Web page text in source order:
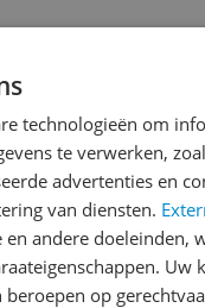
technologieën om
te verwerken,
advertenties en
van diensten.
andere doeleinden,
Uw
op